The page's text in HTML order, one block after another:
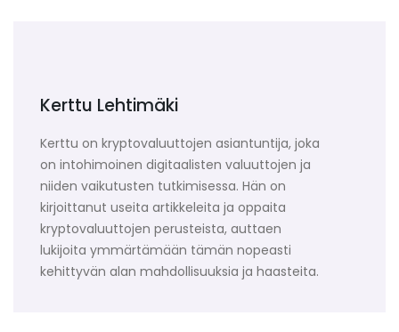
Kerttu Lehtimäki
Kerttu on kryptovaluuttojen asiantuntija, joka
on intohimoinen digitaalisten valuuttojen ja
niiden vaikutusten tutkimisessa. Hän on
kirjoittanut useita artikkeleita ja oppaita
kryptovaluuttojen perusteista, auttaen
lukijoita ymmärtämään tämän nopeasti
kehittyvän alan mahdollisuuksia ja haasteita.